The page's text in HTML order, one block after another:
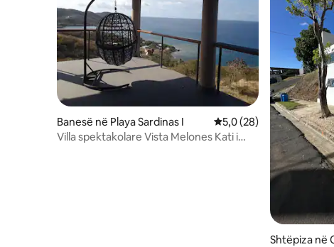
Banesë në Playa Sardinas I Vlerësimi mesatar 5,0
5,0 (28)
Villa spektakolare Vista Melones Kati i
Shtëpiza në